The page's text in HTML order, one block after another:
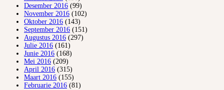
Desember 2016 (99)
November 2016 (102)
Oktober 2016 (143)
September 2016 (151)
Augustus 2016 (297)
Julie 2016 (161)
Junie 2016 (168)
Mei 2016 (209)
April 2016 (315)
Maart 2016 (155)
Februarie 2016 (81)